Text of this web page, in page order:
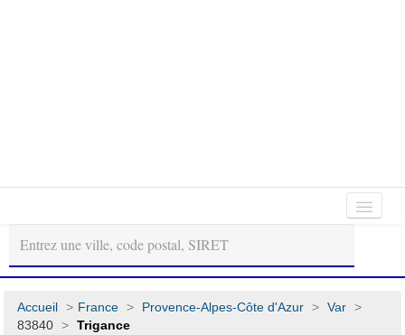
Autour
de
moi
Régions
Accueil > France > Provence-Alpes-Côte d'Azur > Var >
83840 > Trigance